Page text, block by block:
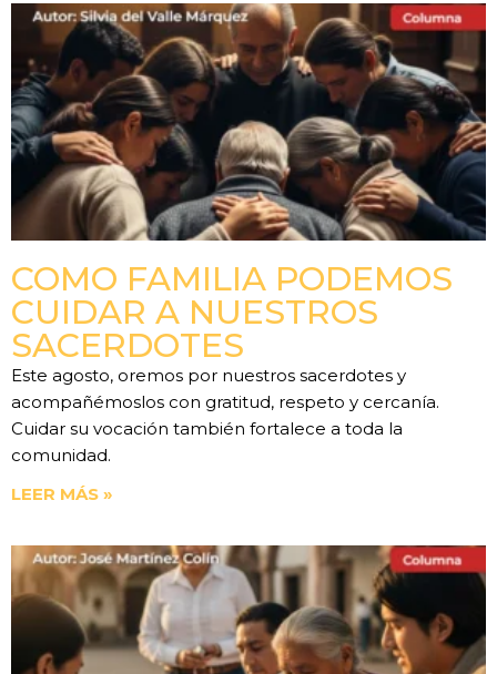
COMO FAMILIA PODEMOS
CUIDAR A NUESTROS
SACERDOTES
Este agosto, oremos por nuestros sacerdotes y
acompañémoslos con gratitud, respeto y cercanía.
Cuidar su vocación también fortalece a toda la
comunidad.
LEER MÁS »